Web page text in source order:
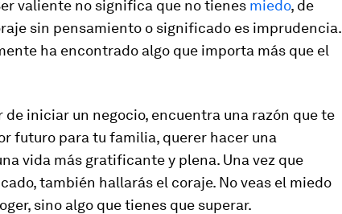
valiente no significa que no tienes miedo, de
sin pensamiento o significado es imprudencia.
ha encontrado algo que importa más que el
de iniciar un negocio, encuentra una razón que te
futuro para tu familia, querer hacer una
vida más gratificante y plena. Una vez que
también hallarás el coraje. No veas el miedo
sino algo que tienes que superar.